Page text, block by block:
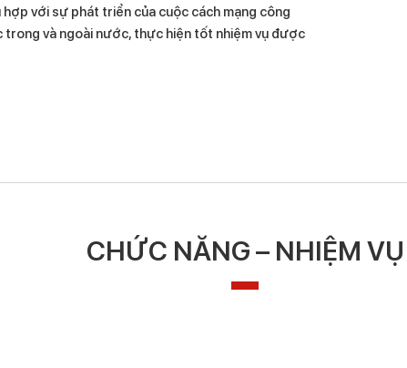
với sự phát triển của cuộc cách mạng công
và ngoài nước, thực hiện tốt nhiệm vụ được
CHỨC NĂNG – NHIỆM VỤ